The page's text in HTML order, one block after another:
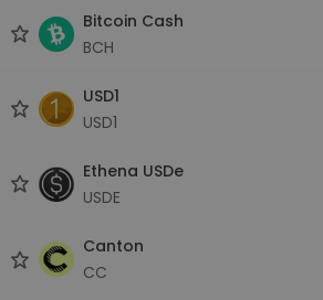
Bitcoin Cash
BCH
USD1
USD1
Ethena USDe
USDE
Canton
CC